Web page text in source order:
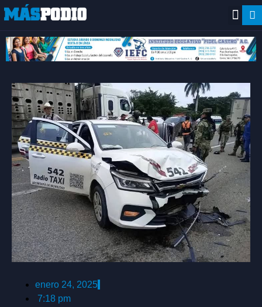
enero 24, 2025
7:18 pm